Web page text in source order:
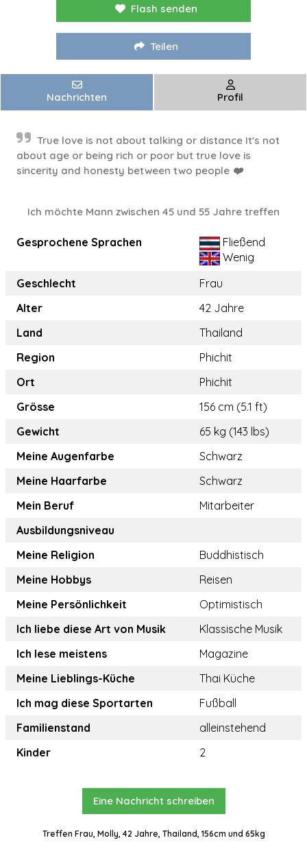
Flash senden
Teilen
Nachrichten Profil
True love is not about talking or distance It's not
about age or being rich or poor but true love is
sincerity and honesty between two people ❤️
Ich möchte Mann zwischen 45 und 55 Jahre treffen
Gesprochene Sprachen
Fließend
Wenig
Geschlecht
Frau
Alter
42 Jahre
Land
Thailand
Region
Phichit
Ort
Phichit
Grösse
156 cm (5.1 ft)
Gewicht
65 kg (143 lbs)
Meine Augenfarbe
Schwarz
Meine Haarfarbe
Schwarz
Mein Beruf
Mitarbeiter
Ausbildungsniveau
Meine Religion
Buddhistisch
Meine Hobbys
Reisen
Meine Persönlichkeit
Optimistisch
Ich liebe diese Art von Musik
Klassische Musik
Ich lese meistens
Magazine
Meine Lieblings-Küche
Thai Küche
Ich mag diese Sportarten
Fußball
Familienstand
alleinstehend
Kinder
2
Eine Nachricht schreiben
Treffen Frau, Molly, 42 Jahre, Thailand, 156cm und 65kg